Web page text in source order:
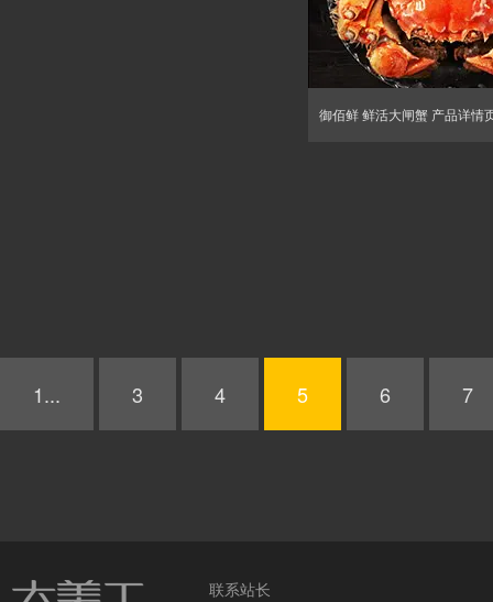
御佰鲜 鲜活大闸蟹 产品详情
1... 3 4 5 6 7
联系站长